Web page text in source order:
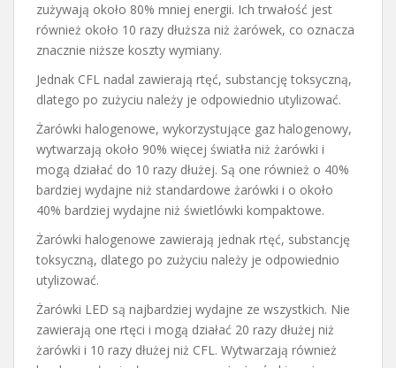
zużywają około 80% mniej energii. Ich trwałość jest
również około 10 razy dłuższa niż żarówek, co oznacza
znacznie niższe koszty wymiany.
Jednak CFL nadal zawierają rtęć, substancję toksyczną,
dlatego po zużyciu należy je odpowiednio utylizować.
Żarówki halogenowe, wykorzystujące gaz halogenowy,
wytwarzają około 90% więcej światła niż żarówki i
mogą działać do 10 razy dłużej. Są one również o 40%
bardziej wydajne niż standardowe żarówki i o około
40% bardziej wydajne niż świetlówki kompaktowe.
Żarówki halogenowe zawierają jednak rtęć, substancję
toksyczną, dlatego po zużyciu należy je odpowiednio
utylizować.
Żarówki LED są najbardziej wydajne ze wszystkich. Nie
zawierają one rtęci i mogą działać 20 razy dłużej niż
żarówki i 10 razy dłużej niż CFL. Wytwarzają również